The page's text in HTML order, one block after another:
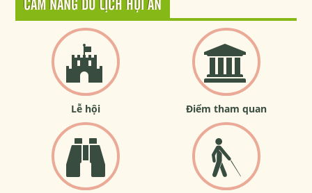
CẨM NANG DU LỊCH HỘI AN
Lễ hội Điểm tham quan